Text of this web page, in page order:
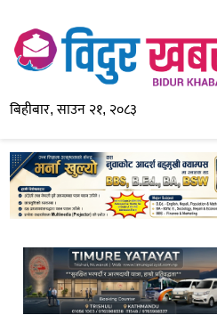
बिहीबार, साउन २१, २०८३